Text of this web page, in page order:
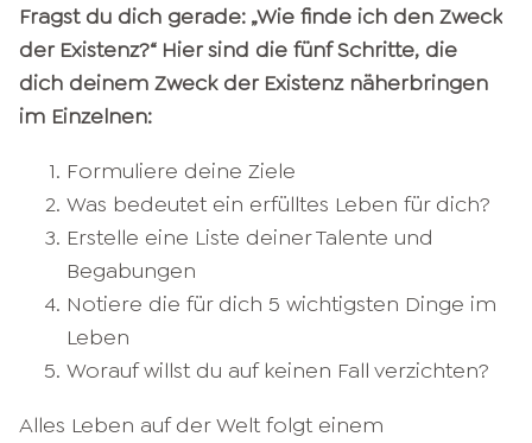
Fragst du dich gerade: „Wie finde ich den Zweck
der Existenz?“ Hier sind die fünf Schritte, die
dich deinem Zweck der Existenz näherbringen
im Einzelnen:
Formuliere deine Ziele
Was bedeutet ein erfülltes Leben für dich?
Erstelle eine Liste deiner Talente und
Begabungen
Notiere die für dich 5 wichtigsten Dinge im
Leben
Worauf willst du auf keinen Fall verzichten?
Alles Leben auf der Welt folgt einem